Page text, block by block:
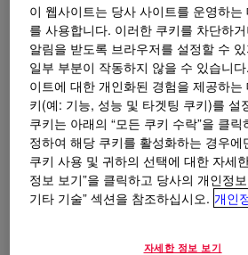
무엇입니까DOWSIL™ IE 6683
200g/l VOC 발수제보다 더 낮은
희석이 가능한 씰란/실록산 에멀젼
이 웹사이트는 당사 사이트를 운영하는
를 사용합니다. 이러한 쿠키를 차단하
알림을 받도록 브라우저를 설정할 수
일부 부분이 작동하지 않을 수 있습니
이트에 대한 개인화된 경험을 제공하
키(예: 기능, 성능 및 타겟팅 쿠키)를 설
쿠키는 아래의 “모든 쿠키 수락”을 클
정하여 해당 쿠키를 활성화하는 경우에
쿠키 사용 및 귀하의 선택에 대한 자세
정보 보기”을 클릭하고 당사의 개인정
기타 기술” 섹션을 참조하십시오. 개인
자세한 정보 보기